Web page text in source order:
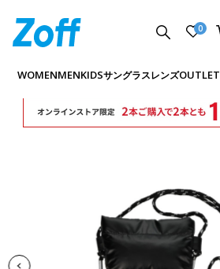
0
WOMENMENKIDSサングラスレンズOUTLET
商品詳細ページへ